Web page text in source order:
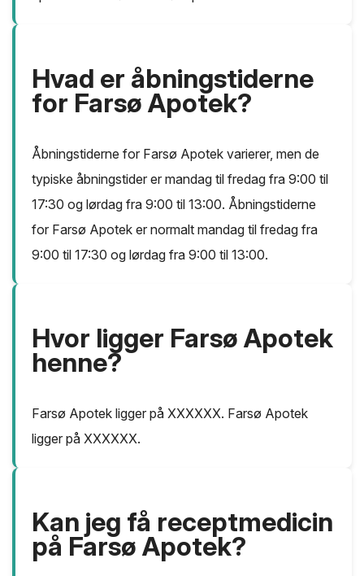
Hvad er åbningstiderne
for Farsø Apotek?
Åbningstiderne for Farsø Apotek varierer, men de
typiske åbningstider er mandag til fredag fra 9:00 til
17:30 og lørdag fra 9:00 til 13:00. Åbningstiderne
for Farsø Apotek er normalt mandag til fredag fra
9:00 til 17:30 og lørdag fra 9:00 til 13:00.
Hvor ligger Farsø Apotek
henne?
Farsø Apotek ligger på XXXXXX. Farsø Apotek
ligger på XXXXXX.
Kan jeg få receptmedicin
på Farsø Apotek?